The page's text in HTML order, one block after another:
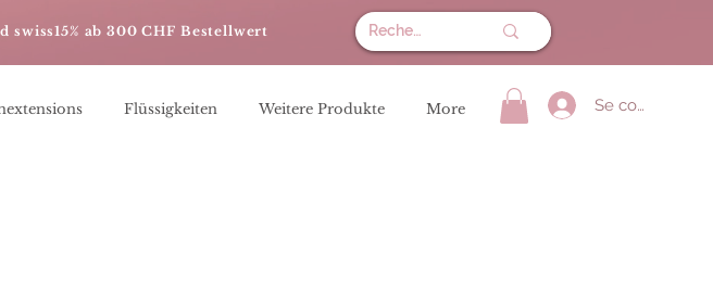
swiss15% ab 300 CHF Bestellwert
Se connecter
Flüssigkeiten Weitere Produkte More